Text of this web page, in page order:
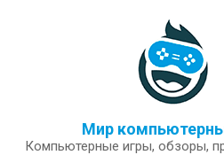
Мир
Компьютерные игры, обзоры,